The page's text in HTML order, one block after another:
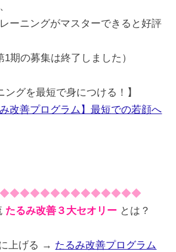
ーニングがマスターできると好評
1期の募集は終了しました）
グを最短で身につける！】
改善プログラム】最短での若顔へ
たるみ改善３大セオリー とは？
上げる → たるみ改善プログラム